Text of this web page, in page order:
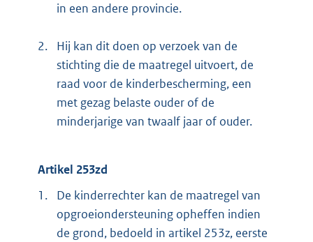
in een andere provincie.
2.
Hij kan dit doen op verzoek van de
stichting die de maatregel uitvoert, de
raad voor de kinderbescherming, een
met gezag belaste ouder of de
minderjarige van twaalf jaar of ouder.
Artikel 253zd
1.
De kinderrechter kan de maatregel van
opgroeiondersteuning opheffen indien
de grond, bedoeld in artikel 253z, eerste